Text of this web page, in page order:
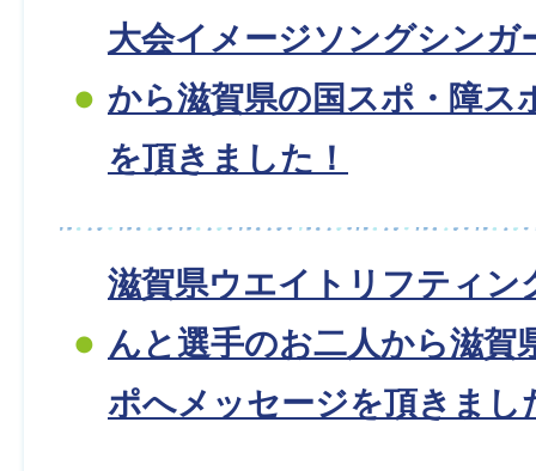
大会イメージソングシン
から滋賀県の国スポ・障ス
を頂きました！
滋賀県ウエイトリフティン
んと選手のお二人から滋賀
ポへメッセージを頂きまし